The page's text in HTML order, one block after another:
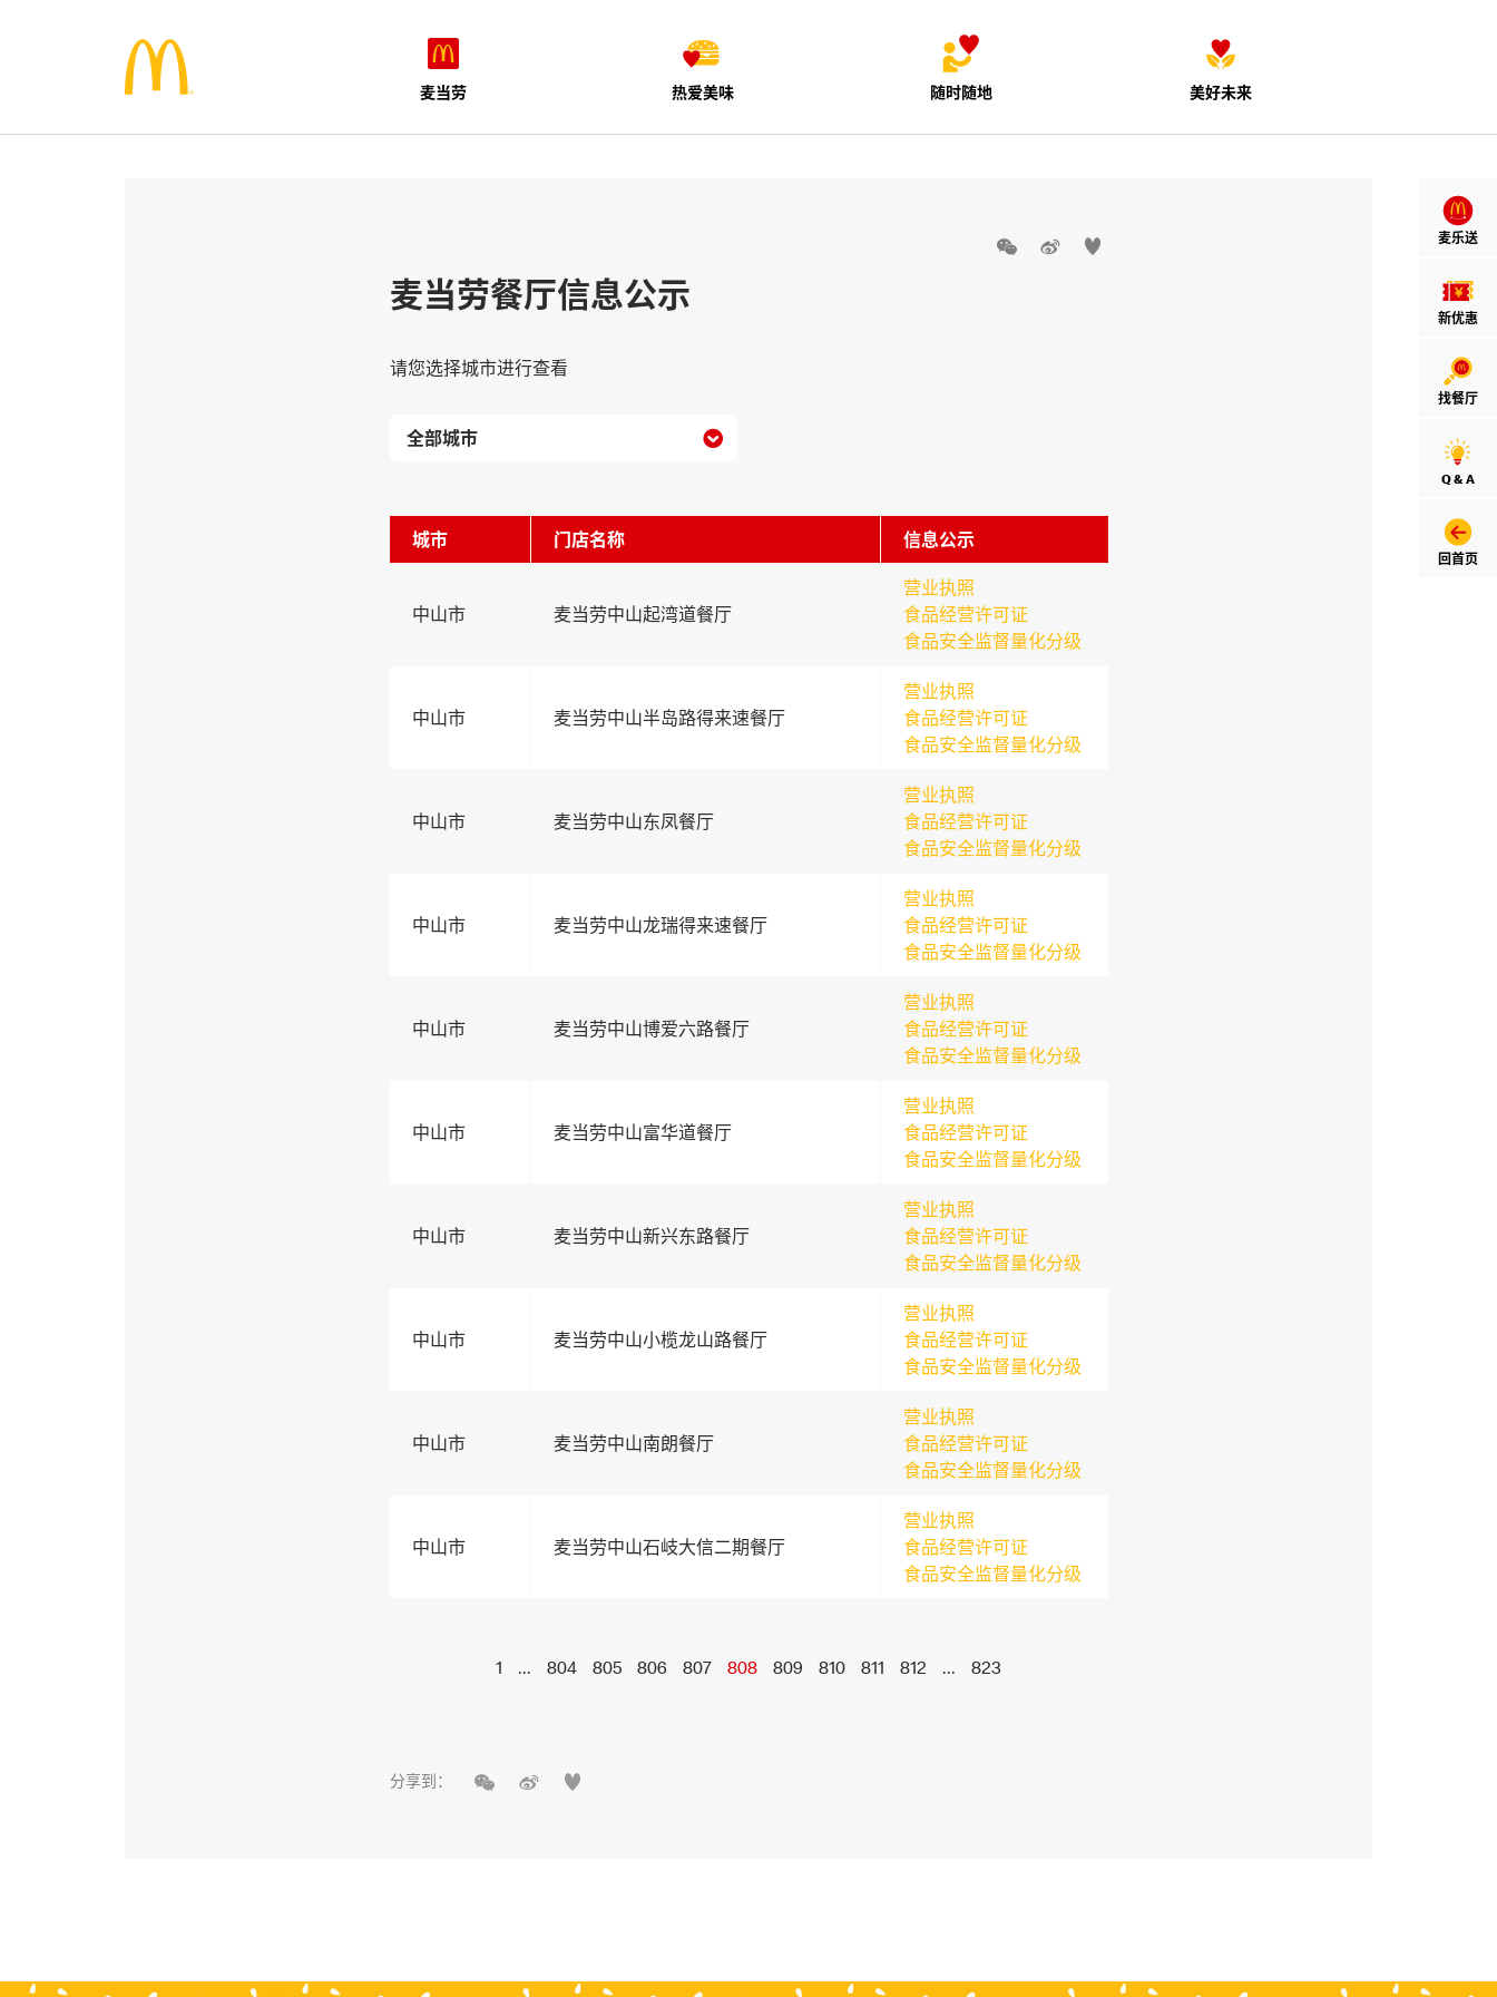
麦当劳 热爱美味 随时随地 美好未来
麦乐送
新优惠
找餐厅
Q & A
回首页
  
麦当劳餐厅信息公示
请您选择城市进行查看

城市 门店名称 信息公示
中山市 麦当劳中山起湾道餐厅
营业执照
食品经营许可证
食品安全监督量化分级
中山市 麦当劳中山半岛路得来速餐厅
营业执照
食品经营许可证
食品安全监督量化分级
中山市 麦当劳中山东凤餐厅
营业执照
食品经营许可证
食品安全监督量化分级
中山市 麦当劳中山龙瑞得来速餐厅
营业执照
食品经营许可证
食品安全监督量化分级
中山市 麦当劳中山博爱六路餐厅
营业执照
食品经营许可证
食品安全监督量化分级
中山市 麦当劳中山富华道餐厅
营业执照
食品经营许可证
食品安全监督量化分级
中山市 麦当劳中山新兴东路餐厅
营业执照
食品经营许可证
食品安全监督量化分级
中山市 麦当劳中山小榄龙山路餐厅
营业执照
食品经营许可证
食品安全监督量化分级
中山市 麦当劳中山南朗餐厅
营业执照
食品经营许可证
食品安全监督量化分级
中山市 麦当劳中山石岐大信二期餐厅
营业执照
食品经营许可证
食品安全监督量化分级
1 ... 804 805 806 807 808 809 810 811 812 ... 823
分享到：   